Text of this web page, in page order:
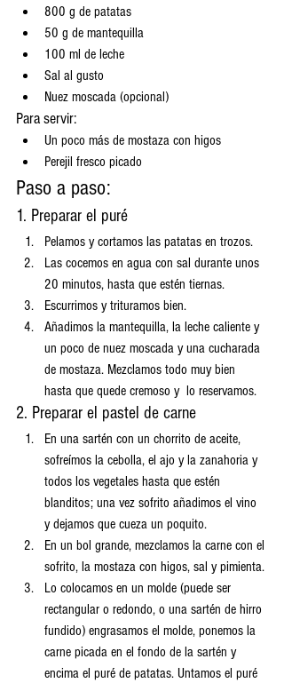
800 g de patatas
50 g de mantequilla
100 ml de leche
Sal al gusto
Nuez moscada (opcional)
Para servir:
Un poco más de mostaza con higos
Perejil fresco picado
Paso a paso:
1. Preparar el puré
Pelamos y cortamos las patatas en trozos.
Las cocemos en agua con sal durante unos
20 minutos, hasta que estén tiernas.
Escurrimos y trituramos bien.
Añadimos la mantequilla, la leche caliente y
un poco de nuez moscada y una cucharada
de mostaza. Mezclamos todo muy bien
hasta que quede cremoso y  lo reservamos.
2. Preparar el pastel de carne
En una sartén con un chorrito de aceite,
sofreímos la cebolla, el ajo y la zanahoria y
todos los vegetales hasta que estén
blanditos; una vez sofrito añadimos el vino
y dejamos que cueza un poquito.
En un bol grande, mezclamos la carne con el
sofrito, la mostaza con higos, sal y pimienta.
Lo colocamos en un molde (puede ser
rectangular o redondo, o una sartén de hirro
fundido) engrasamos el molde, ponemos la
carne picada en el fondo de la sartén y
encima el puré de patatas. Untamos el puré